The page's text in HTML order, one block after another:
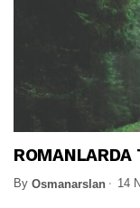
ROMANLARDA
By Osmanarslan 14